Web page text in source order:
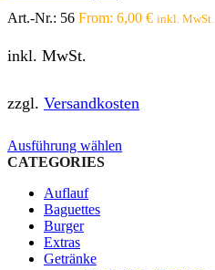
Art.-Nr.: 56 From: 6,00 € inkl. MwSt.
inkl. MwSt.
zzgl. Versandkosten
Ausführung wählen
CATEGORIES
Auflauf
Baguettes
Burger
Extras
Getränke